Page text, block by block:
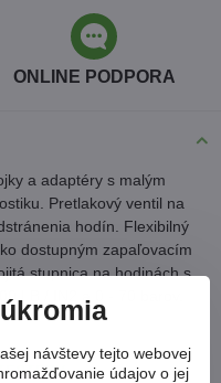
ONLINE PODPORA
a adaptéry s malým
Pretlakový ventil na
hodín. Flexibilný
dostupným zapaľovacím
stupnica na hodinách s
LB / IN2 a 0 - 70 barov.
návštevy tejto webovej
údajov o jej